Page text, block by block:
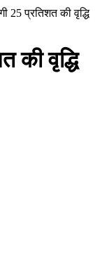
25 प्रतिशत की वृद्धि
की वृद्धि